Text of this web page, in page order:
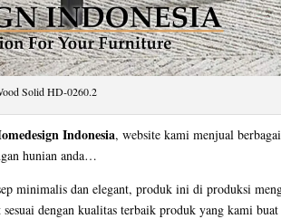
Solid HD-0260.2
Indonesia, website kami menjual
hunian anda…
minimalis dan elegant, produk ini di produksi
dengan kualitas terbaik produk yang kami